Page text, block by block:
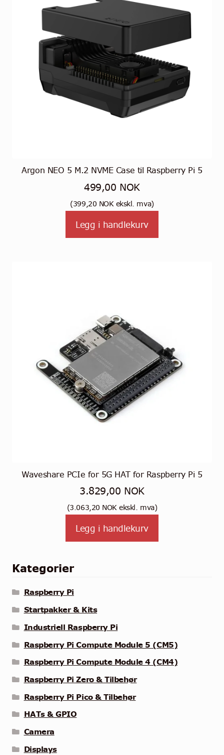
Argon NEO 5 M.2 NVME Case til Raspberry Pi 5
499,00 NOK
(399,20 NOKekskl. mva)
Legg i handlekurv
Waveshare PCIe for 5G HAT for Raspberry Pi 5
3.829,00 NOK
(3.063,20 NOKekskl. mva)
Legg i handlekurv
Kategorier
Raspberry Pi
Startpakker & Kits
Industriell Raspberry Pi
Raspberry Pi Compute Module 5 (CM5)
Raspberry Pi Compute Module 4 (CM4)
Raspberry Pi Zero & Tilbehør
Raspberry Pi Pico & Tilbehør
HATs & GPIO
Camera
Displays